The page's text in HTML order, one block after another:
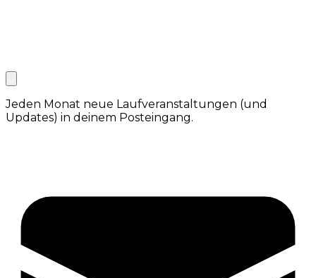
Jeden Monat neue Laufveranstaltungen (und
Updates) in deinem Posteingang.